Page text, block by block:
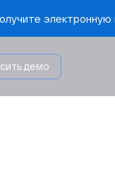
книгу vStack
демо